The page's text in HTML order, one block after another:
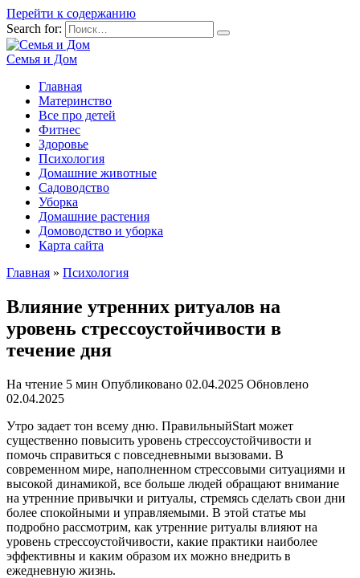
Перейти к содержанию
Search for:
Семья и Дом
Главная
Материнство
Все про детей
Фитнес
Здоровье
Психология
Домашние животные
Садоводство
Уборка
Домашние растения
Домоводство и уборка
Карта сайта
Главная » Психология
Влияние утренних ритуалов на
уровень стрессоустойчивости в
течение дня
На чтение 5 мин Опубликовано 02.04.2025 Обновлено
02.04.2025
Утро задает тон всему дню. ПравильныйStart может
существенно повысить уровень стрессоустойчивости и
помочь справиться с повседневными вызовами. В
современном мире, наполненном стрессовыми ситуациями и
высокой динамикой, все больше людей обращают внимание
на утренние привычки и ритуалы, стремясь сделать свои дни
более спокойными и управляемыми. В этой статье мы
подробно рассмотрим, как утренние ритуалы влияют на
уровень стрессоустойчивости, какие практики наиболее
эффективны и каким образом их можно внедрить в
ежедневную жизнь.